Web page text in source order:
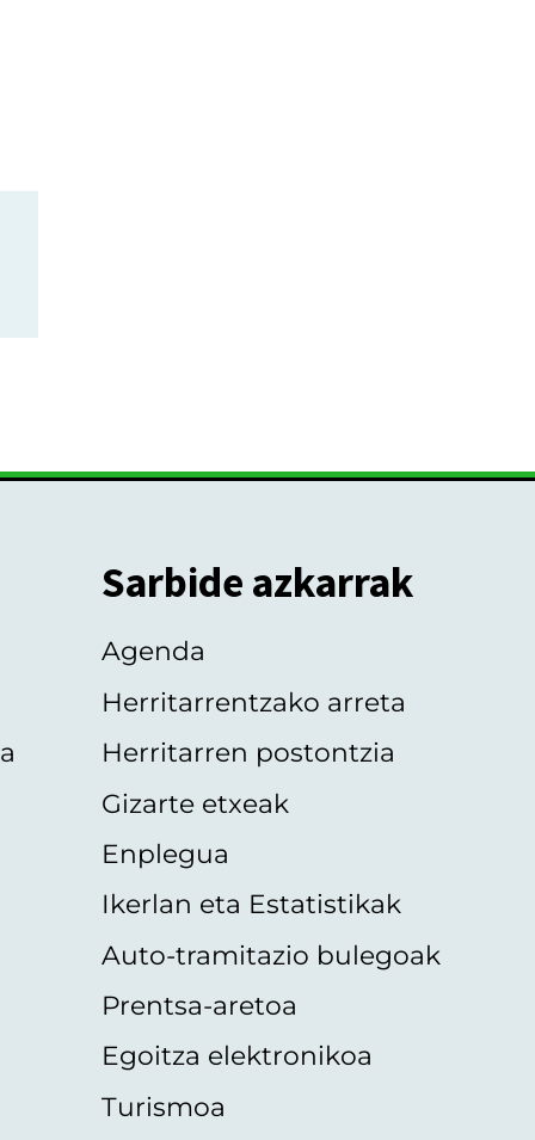
Sarbide azkarrak
Agenda
Herritarrentzako arreta
Herritarren postontzia
Gizarte etxeak
Enplegua
Ikerlan eta Estatistikak
Auto-tramitazio bulegoak
Prentsa-aretoa
Egoitza elektronikoa
Turismoa